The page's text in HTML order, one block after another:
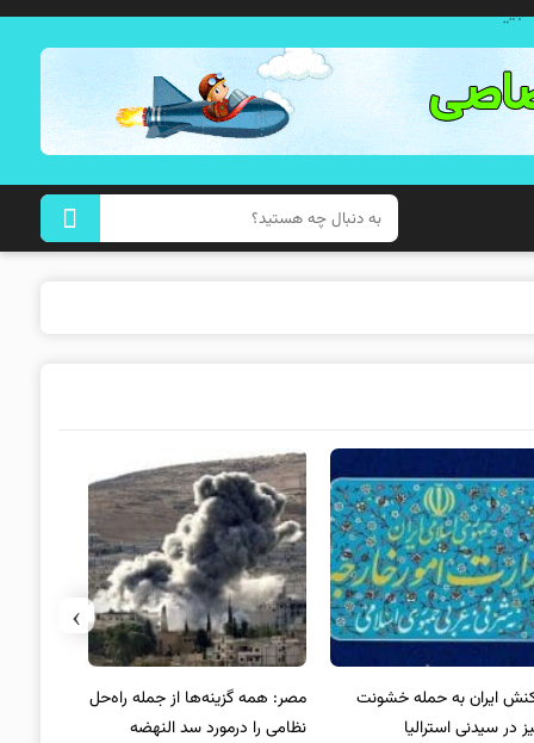
ایران به حمله خشونت
در سیدنی استرالیا
مصر: همه گزینه‌ها از جمله راه‌حل
نظامی را درمورد سد النهضه
›